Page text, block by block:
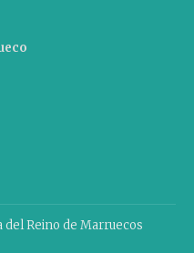
Reino de Marruecos